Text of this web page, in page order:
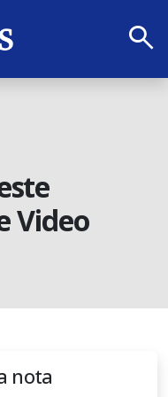
search
Video
nota